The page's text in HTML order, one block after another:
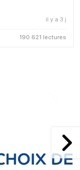
il y a 3 j
190 621 lectures